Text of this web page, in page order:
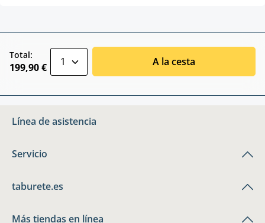
Total:
199,90 € A la cesta
Línea de asistencia
Servicio
taburete.es
Más tiendas en línea